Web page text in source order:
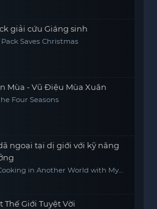
giải cứu Giáng sinh
Saves Christmas
Mùa - Vũ Điệu Mùa Xuân
Four Seasons
ngoại tại dị giới với kỹ năng
in Another World with My
Thế Giới Tuyệt Vời